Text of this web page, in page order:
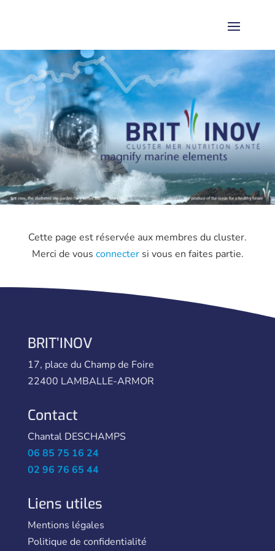
Cette page est réservée aux membres du cluster.
Merci de vous connectersi vous en faites partie.
BRIT’INOV
17, place du Champ de Foire
22400 LAMBALLE-ARMOR
Contact
Chantal DESCHAMPS
06 85 75 16 24
02 96 76 65 44
Liens utiles
Mentions légales
Politique de confidentialité